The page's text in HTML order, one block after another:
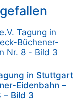
in Stuttgart
Eidenbahn –
– Bild 3